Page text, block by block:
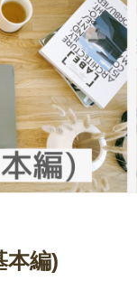
本編)